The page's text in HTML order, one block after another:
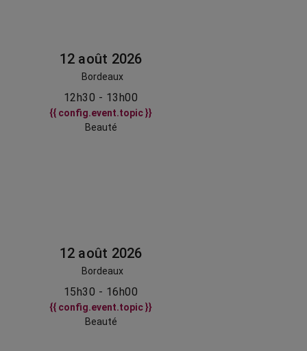
12 août 2026
Bordeaux
12h30 - 13h00
{{ config.event.topic }}
Beauté
12 août 2026
Bordeaux
15h30 - 16h00
{{ config.event.topic }}
Beauté